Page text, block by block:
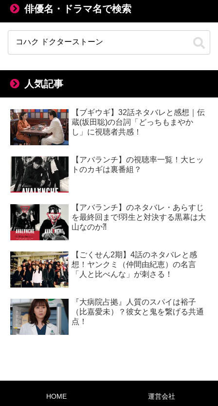
俳優名・ドラマ名で検索
人気記事
【ブギウギ】32話ネタバレと感想｜伝
蔵(坂田聡)の台詞「どっちもまやか
し」に視聴者共感！
【アバランチ】の視聴率一覧！大ヒッ
トのカギは裏番組？
【アバランチ】のネタバレ・あらすじ
を最終回まで!羽生と対決する黒幕は大
山なのか⁈
【ごくせん2期】4話のネタバレと感
想！ヤンクミ（仲間由紀恵）の名言
「人と比べんな」が刺さる！
『大病院占拠』人質のスパイは裕子
（比嘉愛未）？彼女と鬼を繋げる共通
点！
HOME 運営会社